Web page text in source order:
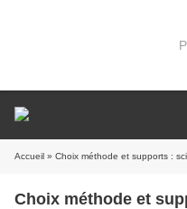
Accueil » Choix méthode et supports :
Choix méthode et